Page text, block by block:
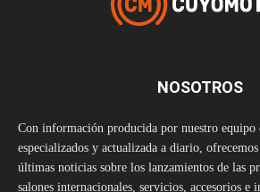
NOSOTROS
Con información producida por nuestro equipo
especializados y actualizada a diario,
últimas noticias sobre los lanzamientos de las
salones internacionales, servicios, accesorios